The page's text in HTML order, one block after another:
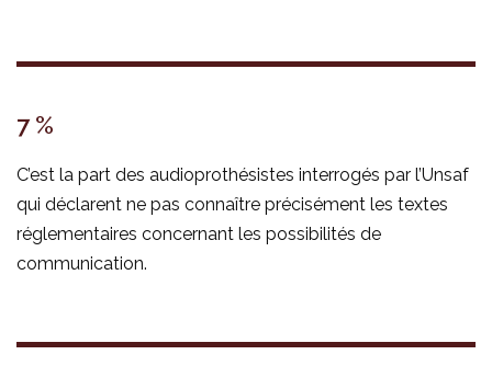
7 %
C’est la part des audioprothésistes interrogés par l’Unsaf
qui déclarent ne pas connaître précisément les textes
réglementaires concernant les possibilités de
communication.